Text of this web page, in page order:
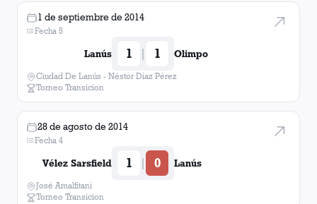
1 de septiembre de 2014
Fecha 5
Lanús 1 | 1 Olimpo
Ciudad De Lanús - Néstor Diaz Pérez
Torneo Transicion
28 de agosto de 2014
Fecha 4
Vélez Sarsfield 1 | 0 Lanús
José Amalfitani
Torneo Transicion